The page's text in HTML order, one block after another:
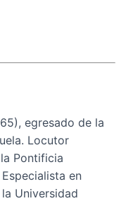
egresado de la
Locutor
Pontificia
en
Universidad